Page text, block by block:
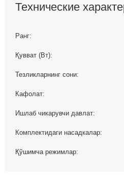
Технические
Ранг:
Қувват (Вт):
Тезликларнинг сони:
Кафолат:
Ишлаб чикарувчи давлат:
Комплектидаги насадкалар:
Қўшимча режимлар: